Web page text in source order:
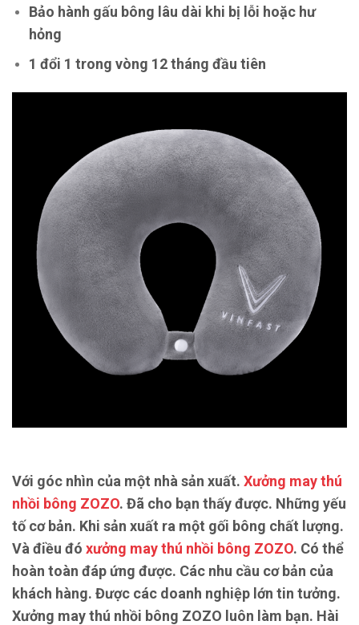
Bảo hành gấu bông lâu dài khi bị lỗi hoặc hư
hỏng
1 đổi 1 trong vòng 12 tháng đầu tiên
Với góc nhìn của một nhà sản xuất. Xưởng may thú
nhồi bông ZOZO. Đã cho bạn thấy được. Những yếu
tố cơ bản. Khi sản xuất ra một gối bông chất lượng.
Và điều đó xưởng may thú nhồi bông ZOZO. Có thể
hoàn toàn đáp ứng được. Các nhu cầu cơ bản của
khách hàng. Được các doanh nghiệp lớn tin tưởng.
Xưởng may thú nhồi bông ZOZO luôn làm bạn. Hài